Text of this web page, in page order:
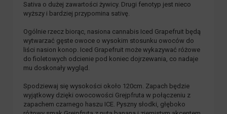
Sativa o dużej zawartości żywicy. Drugi fenotyp jest nieco
wyższy i bardziej przypomina sativę.
Ogólnie rzecz biorąc, nasiona cannabis Iced Grapefruit będą
wytwarzać gęste owoce o wysokim stosunku owoców do
liści nasion konop. Iced Grapefruit może wykazywać różowe
do fioletowych odcienie pod koniec dojrzewania, co nadaje
mu doskonały wygląd.
Spodziewaj się wysokości około 120cm. Zapach będzie
wyjątkowy dzięki owocowości Grejpfruta w połączeniu z
zapachem czarnego haszu ICE. Pyszny słodki, głęboko